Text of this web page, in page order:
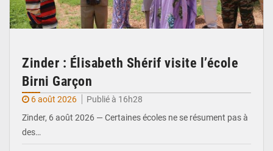
Zinder : Élisabeth Shérif visite l’école
Birni Garçon
6 août 2026
Publié à 16h28
Zinder, 6 août 2026 — Certaines écoles ne se résument pas à
des…